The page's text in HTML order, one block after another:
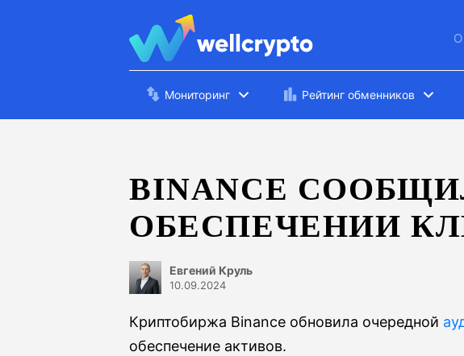
О
Мониторинг Рейтинг обменников
BINANCE
ОБЕСПЕЧЕНИИ
Евгений Круль
10.09.2024
Криптобиржа Binance обновила очередной
обеспечение активов.